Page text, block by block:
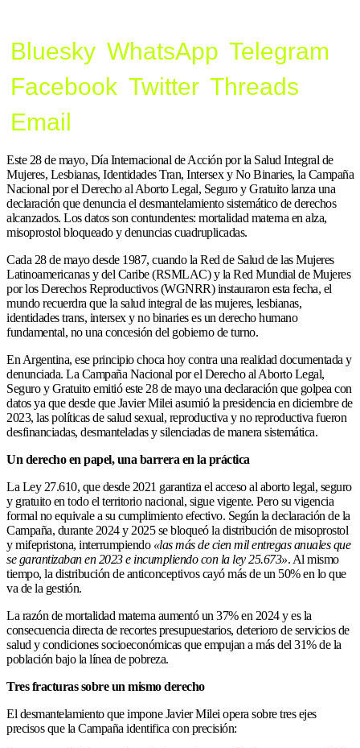
Bluesky WhatsApp Telegram
Facebook Twitter Threads
Email
Este 28 de mayo, Día Internacional de Acción por la Salud Integral de
Mujeres, Lesbianas, Identidades Tran, Intersex y No Binaries, la Campaña
Nacional por el Derecho al Aborto Legal, Seguro y Gratuito lanza una
declaración que denuncia el desmantelamiento sistemático de derechos
alcanzados. Los datos son contundentes: mortalidad materna en alza,
misoprostol bloqueado y denuncias cuadruplicadas.
Cada 28 de mayo desde 1987, cuando la Red de Salud de las Mujeres
Latinoamericanas y del Caribe (RSMLAC) y la Red Mundial de Mujeres
por los Derechos Reproductivos (WGNRR) instauraron esta fecha, el
mundo recuerdra que la salud integral de las mujeres, lesbianas,
identidades trans, intersex y no binaries es un derecho humano
fundamental, no una concesión del gobierno de turno.
En Argentina, ese principio choca hoy contra una realidad documentada y
denunciada. La Campaña Nacional por el Derecho al Aborto Legal,
Seguro y Gratuito emitió este 28 de mayo una declaración que golpea con
datos ya que desde que Javier Milei asumió la presidencia en diciembre de
2023, las políticas de salud sexual, reproductiva y no reproductiva fueron
desfinanciadas, desmanteladas y silenciadas de manera sistemática.
Un derecho en papel, una barrera en la práctica
La Ley 27.610, que desde 2021 garantiza el acceso al aborto legal, seguro
y gratuito en todo el territorio nacional, sigue vigente. Pero su vigencia
formal no equivale a su cumplimiento efectivo. Según la declaración de la
Campaña, durante 2024 y 2025 se bloqueó la distribución de misoprostol
y mifepristona, interrumpiendo «las más de cien mil entregas anuales que
se garantizaban en 2023 e incumpliendo con la ley 25.673». Al mismo
tiempo, la distribución de anticonceptivos cayó más de un 50% en lo que
va de la gestión.
La razón de mortalidad materna aumentó un 37% en 2024 y es la
consecuencia directa de recortes presupuestarios, deterioro de servicios de
salud y condiciones socioeconómicas que empujan a más del 31% de la
población bajo la línea de pobreza.
Tres fracturas sobre un mismo derecho
El desmantelamiento que impone Javier Milei opera sobre tres ejes
precisos que la Campaña identifica con precisión: